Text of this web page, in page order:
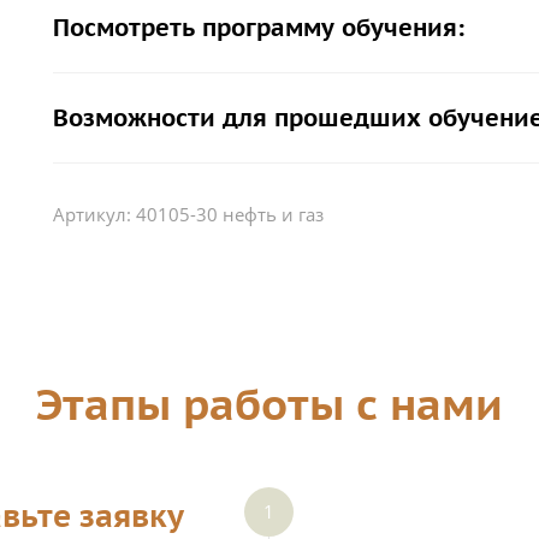
Посмотреть программу обучения:
Возможности для прошедших
Артикул: 40105-30 нефть и газ
Этапы работы с нами
заявку